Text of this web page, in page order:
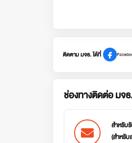
ติดตาม มจธ. ได้ที่
ช่องทางติดต่อ มจ
สำหรับ
(สำหรับ